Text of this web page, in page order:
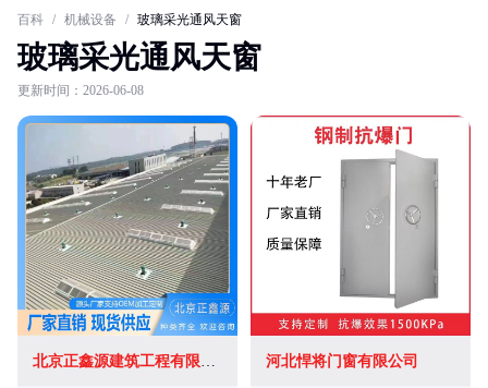
百科 / 机械设备 / 玻璃采光通风天窗
玻璃采光通风天窗
更新时间：2026-06-08
北京正鑫源建筑工程有限公司 河北悍将门窗有限公司